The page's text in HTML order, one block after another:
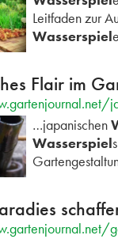
Leitfaden zur
Wasserspiel
Flair im
…japanischen
Wasserspiel